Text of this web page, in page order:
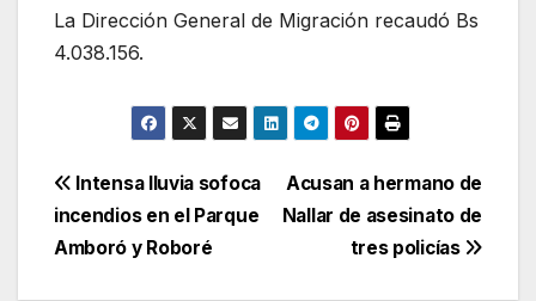
La Dirección General de Migración recaudó Bs
4.038.156.
Navegación
de
entradas
Acusan a hermano de
Nallar de asesinato de
tres policías
Intensa lluvia sofoca
incendios en el Parque
Amboró y Roboré